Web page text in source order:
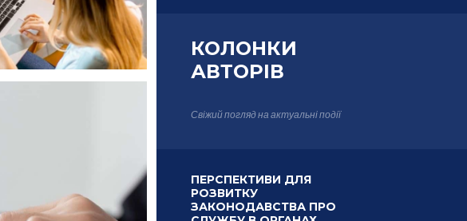
КОЛОНКИ
АВТОРІВ
Свіжий погляд на актуальні події
ПЕРСПЕКТИВИ ДЛЯ
РОЗВИТКУ
ЗАКОНОДАВСТВА ПРО